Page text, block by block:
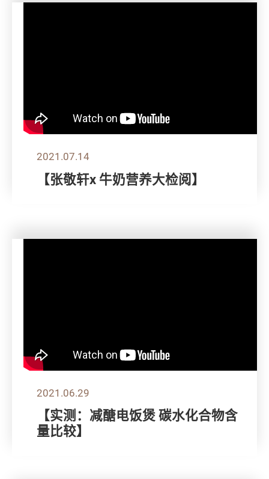
2021.07.14
【张敬轩x 牛奶营养大检阅】
2021.06.29
【实测：减醣电饭煲 碳水化合物含
量比较】